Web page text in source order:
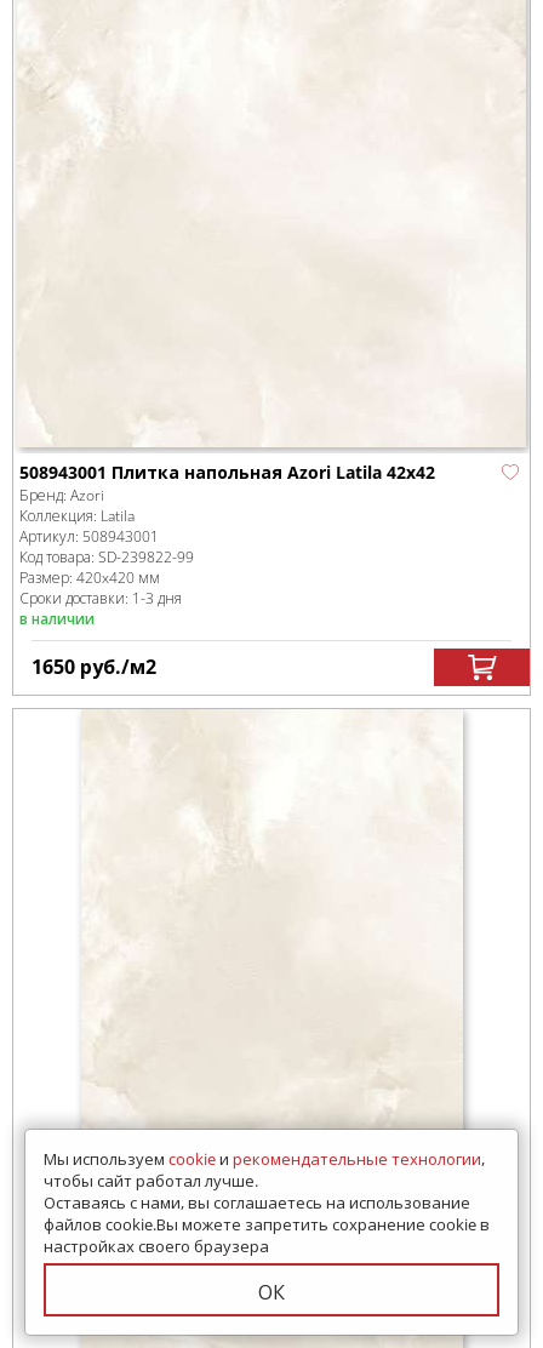
508943001 Плитка напольная Azori Latila 42x42
Бренд: Azori
Коллекция: Latila
Артикул: 508943001
Код товара: SD-239822-99
Размер: 420x420 мм
Сроки доставки: 1-3 дня
в наличии
1650 руб./м2
Мы используем cookieи рекомендательные технологии,
чтобы сайт работал лучше.
Оставаясь с нами, вы соглашаетесь на использование
файлов cookie.Вы можете запретить сохранение cookie в
настройках своего браузера
ОК